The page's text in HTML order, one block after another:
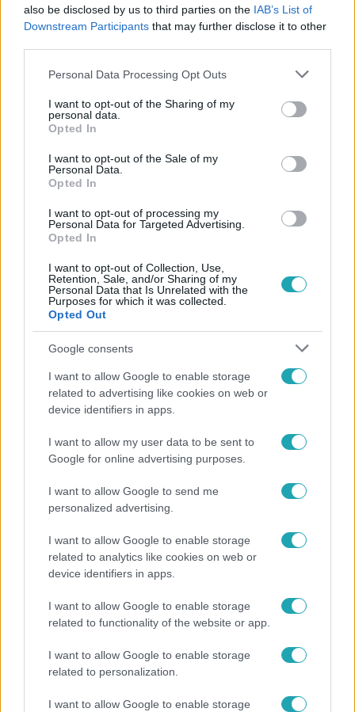
also be disclosed by us to third parties on the IAB’s List of
Downstream Participants that may further disclose it to other
Please note that this website/app uses one or more Google
not limited to your visit or usage behaviour. You may click to
grant or deny consent to Google and its third-party tags to
use your data for below specified purposes in below Google
consent section.
Personal Data Processing Opt Outs
I want to opt-out of the Sharing of my
personal data.
Opted In
I want to opt-out of the Sale of my
Personal Data.
Opted In
I want to opt-out of processing my
Personal Data for Targeted Advertising.
Opted In
I want to opt-out of Collection, Use,
Retention, Sale, and/or Sharing of my
Personal Data that Is Unrelated with the
Purposes for which it was collected.
Opted Out
Google consents
I want to allow Google to enable storage
related to advertising like cookies on web or
device identifiers in apps.
I want to allow my user data to be sent to
Google for online advertising purposes.
I want to allow Google to send me
personalized advertising.
I want to allow Google to enable storage
related to analytics like cookies on web or
device identifiers in apps.
I want to allow Google to enable storage
related to functionality of the website or app.
I want to allow Google to enable storage
related to personalization.
I want to allow Google to enable storage
KÜLFÖLD OROSZ-UKRÁN HÁBORÚ
#SZIJJÁRTÓ PÉTER #MOSZKVA #ENERGIAELLÁTÁS
A fiataloknak üzent Majka: „Hagyjátok ezt abba,